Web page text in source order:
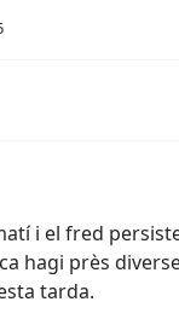
i el fred
hagi près
tarda.